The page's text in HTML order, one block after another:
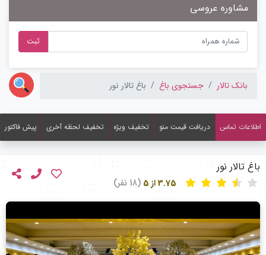
مشاوره عروسی
ثبت
بانک تالار جستجوی باغ باغ تالار نور
اطلاعات تماس دریافت قیمت منو تخفیف ویژه تخفیف لحظه آخری پیش فاکتور
باغ تالار نور
(18 نفر)